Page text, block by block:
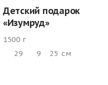
Детский подарок
«Изумруд»
1500 г
29
9 25 см